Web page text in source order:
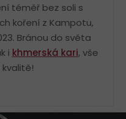
téměř bez soli s
koření z Kampotu,
Bránou do světa
i khmerská kari, vše